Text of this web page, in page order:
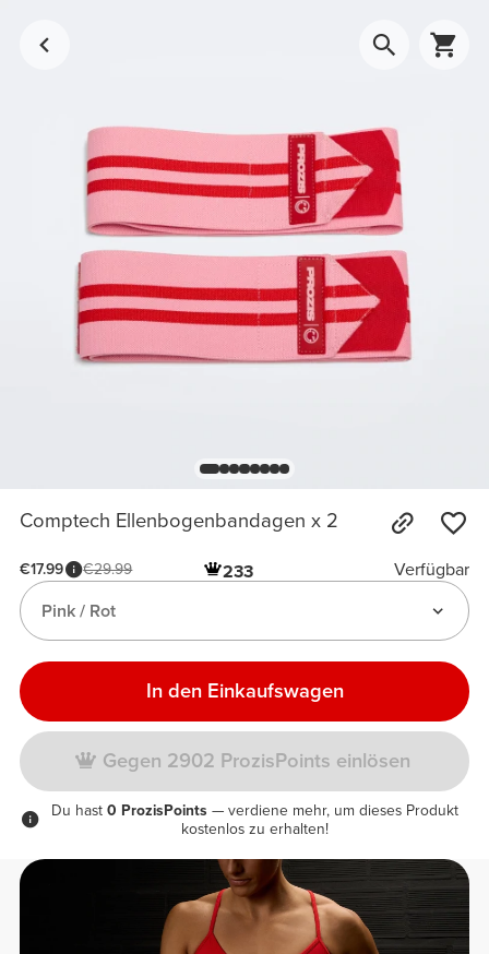
Comptech Ellenbogenbandagen x 2
€17.99 €29.99 233
Verfügbar
Pink / Rot
In den Einkaufswagen
Gegen 2902 ProzisPoints einlösen
Du hast 0 ProzisPoints — verdiene mehr, um dieses Produkt
kostenlos zu erhalten!